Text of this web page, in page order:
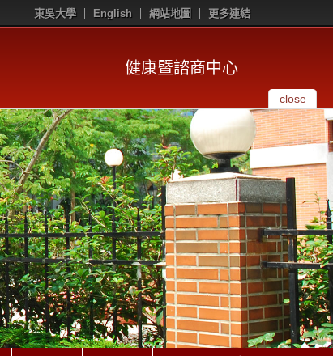
東吳大學 English 網站地圖 更多連結
健康暨諮商中心
close